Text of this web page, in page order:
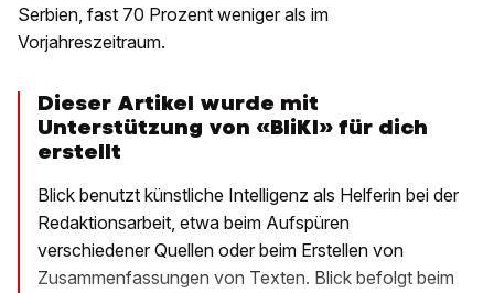
Serbien, fast 70 Prozent weniger als im
Vorjahreszeitraum.
Dieser Artikel wurde mit
Unterstützung von «BliKI» für dich
erstellt
Blick benutzt künstliche Intelligenz als Helferin bei der
Redaktionsarbeit, etwa beim Aufspüren
verschiedener Quellen oder beim Erstellen von
Zusammenfassungen von Texten. Blick befolgt beim